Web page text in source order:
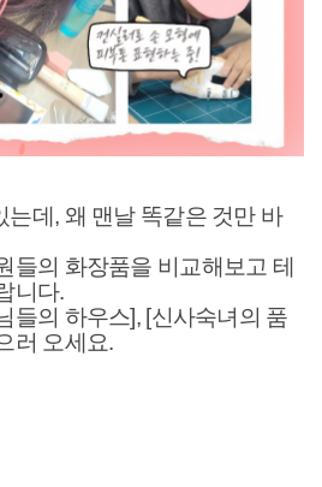
는데, 왜 맨날 똑같은 것만 바
들의 화장품을 비교해보고 테
니다.
들의 하우스], [신사숙녀의 품
러 오세요.